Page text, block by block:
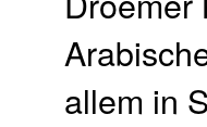
allem in